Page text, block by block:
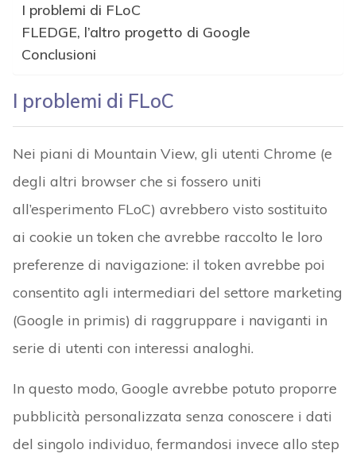
I problemi di FLoC
FLEDGE, l’altro progetto di Google
Conclusioni
I problemi di FLoC
Nei piani di Mountain View, gli utenti Chrome (e
degli altri browser che si fossero uniti
all’esperimento FLoC) avrebbero visto sostituito
ai cookie un token che avrebbe raccolto le loro
preferenze di navigazione: il token avrebbe poi
consentito agli intermediari del settore marketing
(Google in primis) di raggruppare i naviganti in
serie di utenti con interessi analoghi.
In questo modo, Google avrebbe potuto proporre
pubblicità personalizzata senza conoscere i dati
del singolo individuo, fermandosi invece allo step